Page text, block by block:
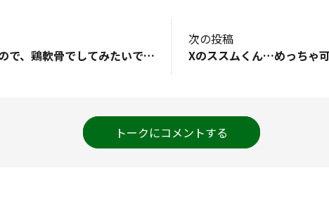
梅水晶が好きなので、鶏軟骨でしてみたいです。色んな野菜が入っているので、いつもの梅水晶とまた違う感じで楽しめそうです(^^)
次の投稿
トークにコメントする